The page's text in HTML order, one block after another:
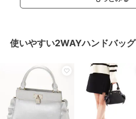
使いやすい2WAYハンドバッグ